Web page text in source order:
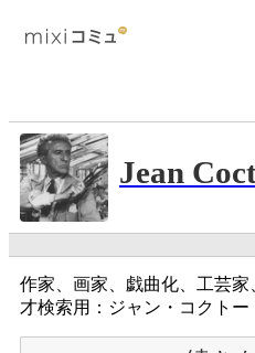
Jean
作家、画家、戯曲化、工芸
才検索用：ジャン・コクトー